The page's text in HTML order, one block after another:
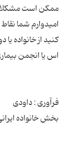
ممكن است
امیدوارم شما
كنید از خانواده